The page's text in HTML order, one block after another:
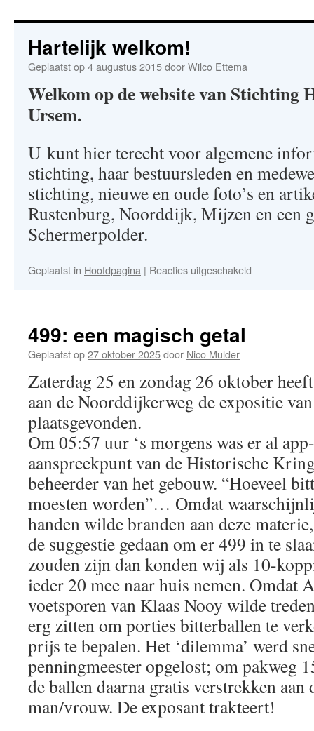
Hartelijk welkom!
Geplaatst op4 augustus 2015doorWilco Ettema
Welkom op de website van Stichting
Ursem.
U kunt hier terecht voor algemene
stichting, haar bestuursleden en
stichting, nieuwe en oude foto’s en
Rustenburg, Noorddijk, Mijzen en een
Schermerpolder.
Geplaatst in Hoofdpagina | Reacties uitgeschakeld
499: een magisch getal
Geplaatst op27 oktober 2025door Nico Mulder
Zaterdag 25 en zondag 26 oktober
aan de Noorddijkerweg de expositie
plaatsgevonden.
Om 05:57 uur ‘s morgens was er al
aanspreekpunt van de Historische
beheerder van het gebouw. “Hoeveel
moesten worden”… Omdat
handen wilde branden aan deze
de suggestie gedaan om er 499 in te
zouden zijn dan konden wij als 10-
ieder 20 mee naar huis nemen. Omdat
voetsporen van Klaas Nooy wilde
erg zitten om porties bitterballen te
prijs te bepalen. Het ‘dilemma’ werd
penningmeester opgelost; om pakweg
de ballen daarna gratis verstrekken aan
man/vrouw. De exposant trakteert!